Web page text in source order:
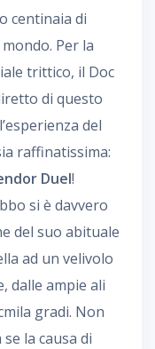
centinaia di
Per la
trittico, il Doc
di questo
del
raffinatissima:
Duel!
si è davvero
del suo abituale
ad un velivolo
dalle ampie ali
gradi. Non
la causa di